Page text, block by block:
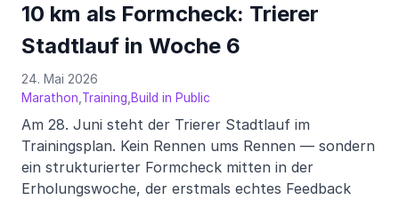
10 km als Formcheck: Trierer
Stadtlauf in Woche 6
24. Mai 2026
Marathon Training Build in Public
Am 28. Juni steht der Trierer Stadtlauf im
Trainingsplan. Kein Rennen ums Rennen — sondern
ein strukturierter Formcheck mitten in der
Erholungswoche, der erstmals echtes Feedback